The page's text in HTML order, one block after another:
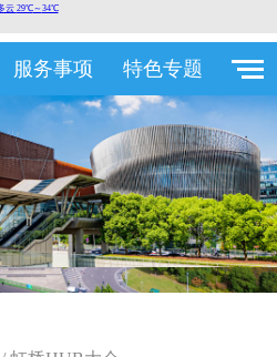
服务事项 特色专题